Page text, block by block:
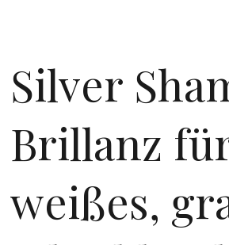
Silver
Brillanz
weißes,